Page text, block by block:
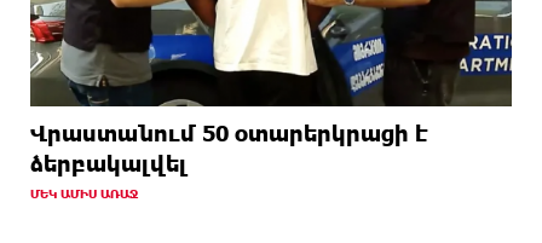
Վրաստանում 50 օտարերկրացի է
ձերբակալվել
ՄԵԿ ԱՄԻՍ ԱՌԱՋ